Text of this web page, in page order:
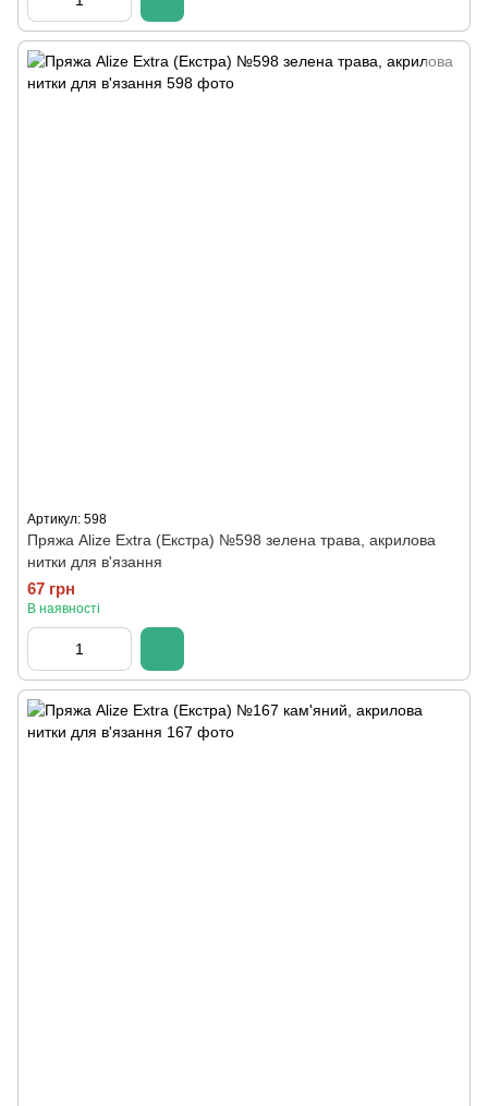
Артикул: 598
Пряжа Alize Extra (Екстра) №598 зелена трава, акрилова
нитки для в'язання
67 грн
В наявності